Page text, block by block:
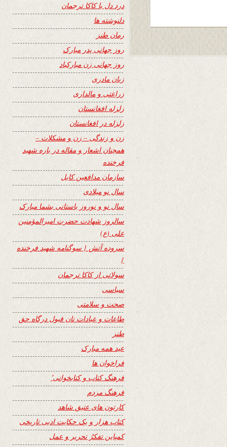
درد دل با کاکا ترجمان
دلنوشته ها
رمان طنز
روز جهانی پدر مبارک
روز جهانی زن مبارکباد
زبان مادری
زراعتی و مالداری
زلزله افغانستان
زلزله در افغانستان
زن و زندگی – زن و مشکلات –
همچنان اشعار و مقاله در باره شهید
فرخنده
سازمان مدافعین کابل
سال نو میلادی
سال نو و نوروز باستانی بشما مبارک
سالروز شهادت حضرت امیرالمؤمنین
علی (ع)
سروده آتش { سوگنامه شهید فرخنده
}
سولاتی از کاکا ترجمان
سیاسی
صحت و سلامتی
طاعات و عبادات تان قبول درگاه حق
طنز
عید همه مبارک
فراخوان ها
فرهنگ کتاب و کتابخوانی٬
فرهنگ مردم
کارتون های عتیق شاهد
کتاب هزار و یک حکایت ادبی تاریخی
کمپاین تفکرُ تحریر و عمل